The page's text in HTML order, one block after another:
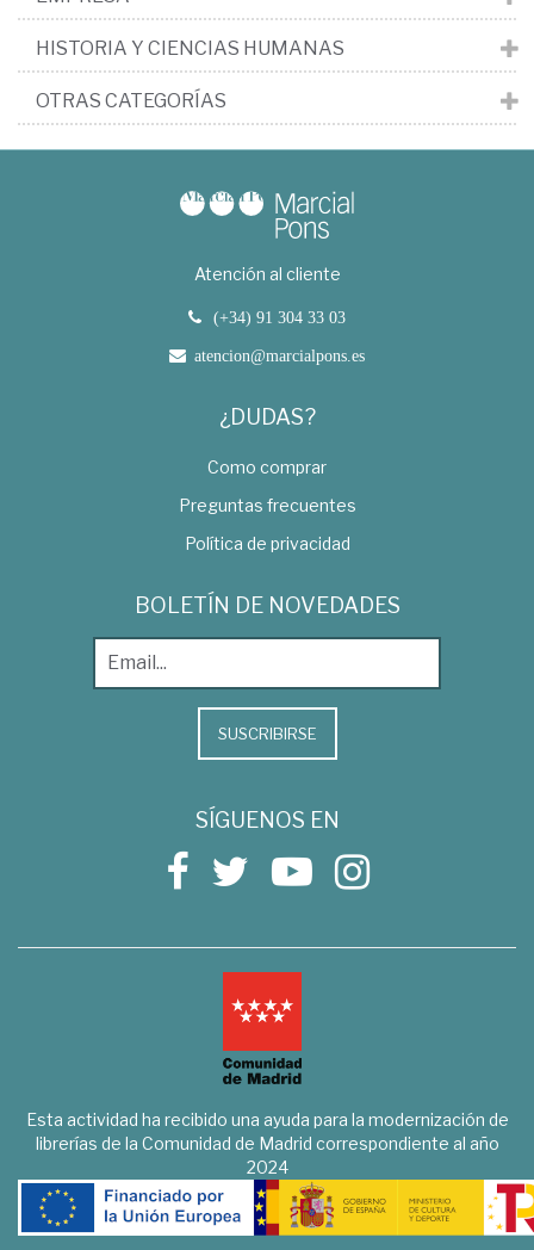
HISTORIA Y CIENCIAS HUMANAS
OTRAS CATEGORÍAS
Atención al cliente
(+34) 91 304 33 03
atencion@marcialpons.es
¿DUDAS?
Como comprar
Preguntas frecuentes
Política de privacidad
BOLETÍN DE NOVEDADES
SUSCRIBIRSE
SÍGUENOS EN
Esta actividad ha recibido una ayuda para la modernización de
librerías de la Comunidad de Madrid correspondiente al año
2024